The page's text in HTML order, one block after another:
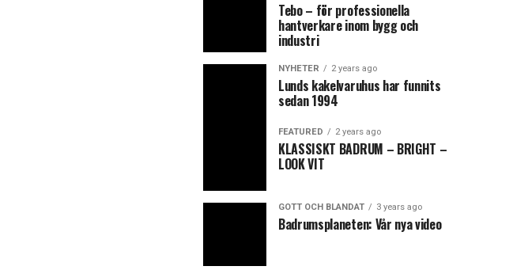
Tebo – för professionella
hantverkare inom bygg och
industri
NYHETER 2 years ago
Lunds kakelvaruhus har funnits
sedan 1994
FEATURED 2 years ago
KLASSISKT BADRUM – BRIGHT –
LOOK VIT
GOTT OCH BLANDAT 3 years ago
Badrumsplaneten: Vår nya video